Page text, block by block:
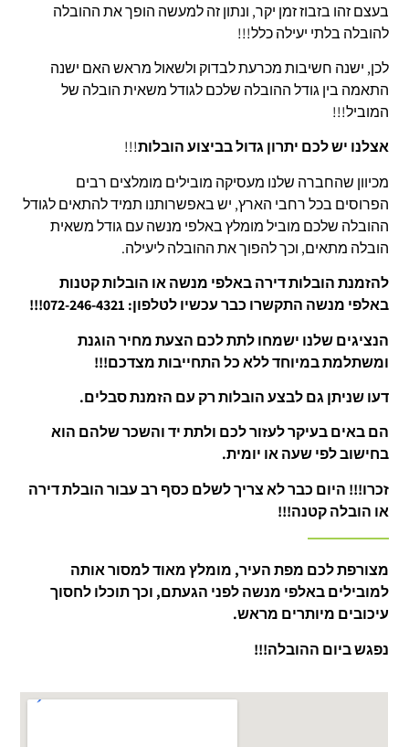
בעצם זהו בזבוז זמן יקר, ונתון זה למעשה הופך את ההובלה
להובלה בלתי יעילה כלל!!!
לכן, ישנה חשיבות מכרעת לבדוק ולשאול מראש האם ישנה
התאמה בין גודל ההובלה שלכם לגודל משאית הובלה של
המוביל!!!
אצלנו יש לכם יתרון גדול בביצוע הובלות!!!
מכיוון שהחברה שלנו מעסיקה מובילים מומלצים רבים
הפרוסים בכל רחבי הארץ, יש באפשרותנו תמיד להתאים לגודל
ההובלה שלכם מוביל מומלץ באלפי מנשה עם גודל משאית
הובלה מתאים, וכך להפוך את ההובלה ליעילה.
להזמנת הובלות דירה באלפי מנשה או הובלות קטנות
באלפי מנשה התקשרו כבר עכשיו לטלפון: 072-246-4321!!!
הנציגים שלנו ישמחו לתת לכם הצעת מחיר הוגנת
ומשתלמת במיוחד ללא כל התחייבות מצדכם!!!
דעו שניתן גם לבצע הובלות רק עם הזמנת סבלים.
הם באים בעיקר לעזור לכם ולתת יד והשכר שלהם הוא
בחישוב לפי שעה או יומית.
זכרו!!! היום כבר לא צריך לשלם כסף רב עבור הובלת דירה
או הובלה קטנה!!!
מצורפת לכם מפת העיר, מומלץ מאוד למסוראותה
למובילים באלפי מנשה לפני הגעתם, וכך תוכלו לחסוך
עיכובים מיותרים מראש.
נפגש ביום ההובלה!!!